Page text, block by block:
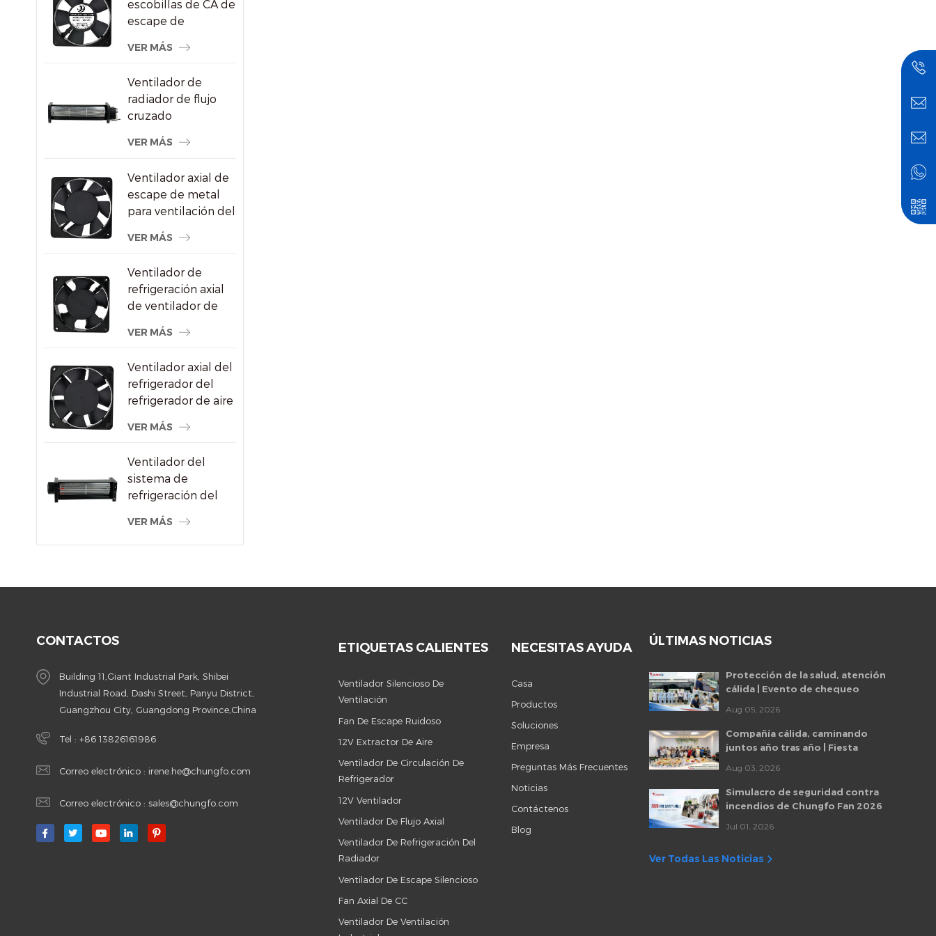
escobillas de CA de
escape de
congelador de
VER MÁS
Ventilador de
radiador de flujo
cruzado
pantallas
VER MÁS
Ventilador axial de
escape de metal
para ventilación del
VER MÁS
Ventilador de
refrigeración axial
de ventilador de
para proveedor de
VER MÁS
Ventilador axial del
refrigerador del
refrigerador de aire
rendimiento
VER MÁS
Ventilador del
sistema de
refrigeración del
cruzado del motor
eléctrico
VER MÁS
CONTACTOS
Building 11,Giant Industrial Park, Shibei
Industrial Road, Dashi Street, Panyu District,
Guangzhou City, Guangdong Province,China
Tel : +86 13826161986
Correo electrónico : irene.he@chungfo.com
Correo electrónico : sales@chungfo.com
ETIQUETAS CALIENTES
Ventilador Silencioso De
Ventilación
Fan De Escape Ruidoso
12V Extractor De Aire
Ventilador De Circulación De
Refrigerador
12V Ventilador
Ventilador De Flujo Axial
Ventilador De Refrigeración Del
Radiador
Ventilador De Escape Silencioso
Fan Axial De CC
Ventilador De Ventilación
NECESITAS AYUDA
Casa
Productos
Soluciones
Empresa
Preguntas Más Frecuentes
Noticias
Contáctenos
Blog
ÚLTIMAS NOTICIAS
Protección de la salud, atención
cálida | Evento de chequeo
Chungfo Fan 2026
Aug 05, 2026
Compañía cálida, caminando
juntos año tras año | Fiesta
empleados de Chungfo Fan
Aug 03, 2026
Simulacro de seguridad contra
incendios de Chungfo Fan 2026
Jul 01, 2026
Ver Todas Las Noticias